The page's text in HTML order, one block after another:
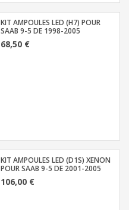
KIT AMPOULES LED (H7) POUR
SAAB 9-5 DE 1998-2005
68,50 €
KIT AMPOULES LED (D1S) XENON
POUR SAAB 9-5 DE 2001-2005
106,00 €